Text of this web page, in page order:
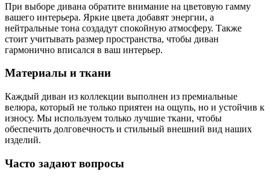
При выборе дивана обратите внимание на цветовую гамму
вашего интерьера. Яркие цвета добавят энергии, а
нейтральные тона создадут спокойную атмосферу. Также
стоит учитывать размер пространства, чтобы диван
гармонично вписался в ваш интерьер.
Материалы и ткани
Каждый диван из коллекции выполнен из премиальные
велюра, который не только приятен на ощупь, но и устойчив к
износу. Мы используем только лучшие ткани, чтобы
обеспечить долговечность и стильный внешний вид наших
изделий.
Часто задают вопросы